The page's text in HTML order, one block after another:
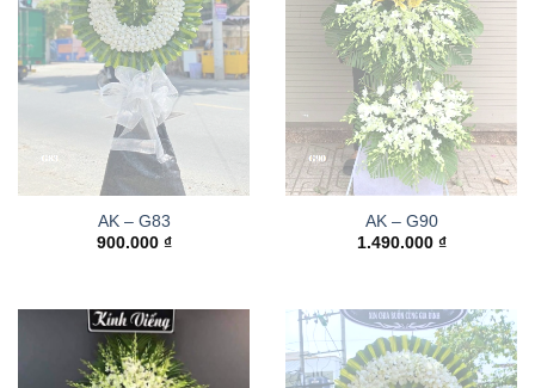
AK – G83
900.000 ₫
AK – G90
1.490.000 ₫